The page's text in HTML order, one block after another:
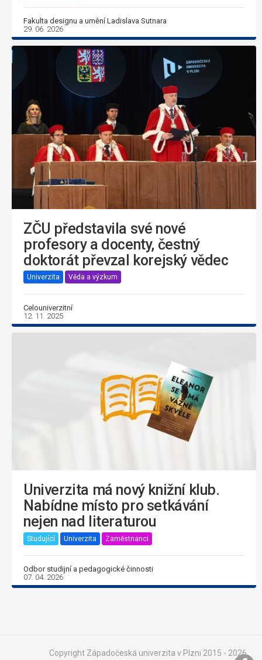
Fakulta designu a umění Ladislava Sutnara
29. 06. 2026
ZČU představila své nové
profesory a docenty, čestný
doktorát převzal korejský vědec
Univerzita Věda a výzkum
Celouniverzitní
12. 11. 2025
Univerzita má nový knižní klub.
Nabídne místo pro setkávání
nejen nad literaturou
Studující Univerzita Zaměstnanci
Odbor studijní a pedagogické činnosti
07. 04. 2026
Copyright Západočeská univerzita v Plzni 2015 - 2026,